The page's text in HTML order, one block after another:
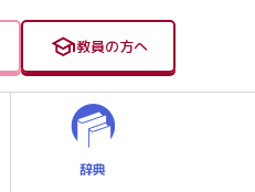
教員の方へ
辞典